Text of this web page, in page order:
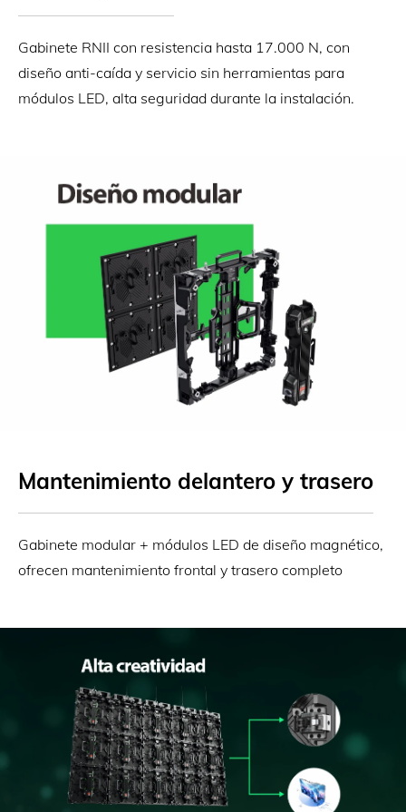
Gabinete RNII con resistencia hasta 17.000 N, con
diseño anti-caída y servicio sin herramientas para
módulos LED, alta seguridad durante la instalación.
Mantenimiento delantero y trasero
Gabinete modular + módulos LED de diseño magnético,
ofrecen mantenimiento frontal y trasero completo